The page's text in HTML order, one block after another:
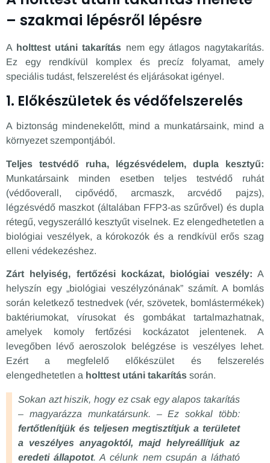
– szakmai lépésről lépésre
A holttest utáni takarítás nem egy átlagos nagytakarítás.
Ez egy rendkívül komplex és precíz folyamat, amely
speciális tudást, felszerelést és eljárásokat igényel.
1. Előkészületek és védőfelszerelés
A biztonság mindenekelőtt, mind a munkatársaink, mind a
környezet szempontjából.
Teljes testvédő ruha, légzésvédelem, dupla kesztyű:
Munkatársaink minden esetben teljes testvédő ruhát
(védőoverall, cipővédő, arcmaszk, arcvédő pajzs),
légzésvédő maszkot (általában FFP3-as szűrővel) és dupla
rétegű, vegyszerálló kesztyűt viselnek. Ez elengedhetetlen a
biológiai veszélyek, a kórokozók és a rendkívül erős szag
elleni védekezéshez.
Zárt helyiség, fertőzési kockázat, biológiai veszély: A
helyszín egy „biológiai veszélyzónának” számít. A bomlás
során keletkező testnedvek (vér, szövetek, bomlástermékek)
baktériumokat, vírusokat és gombákat tartalmazhatnak,
amelyek komoly fertőzési kockázatot jelentenek. A
levegőben lévő aeroszolok belégzése is veszélyes lehet.
Ezért a megfelelő előkészület és felszerelés
elengedhetetlen a holttest utáni takarítás során.
Sokan azt hiszik, hogy ez csak egy alapos takarítás
– magyarázza munkatársunk. – Ez sokkal több:
fertőtlenítjük és teljesen megtisztítjuk a területet
a veszélyes anyagoktól, majd helyreállítjuk az
eredeti állapotot. A célunk nem csupán a látható